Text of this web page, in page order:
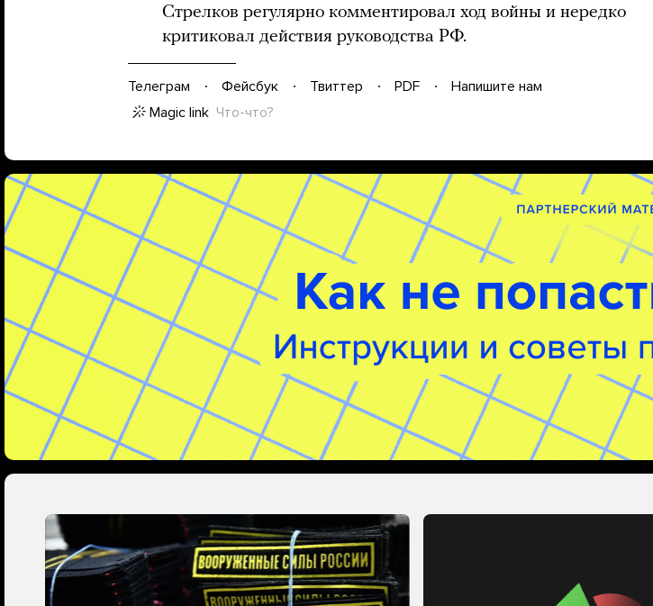
Стрелков регулярно комментировал ход войны и нередко
критиковал действия руководства РФ.
Телеграм Фейсбук Твиттер PDF
Напишите нам
Magic link Что-что?